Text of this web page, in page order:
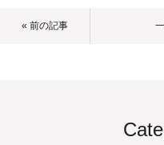
« 前の記事